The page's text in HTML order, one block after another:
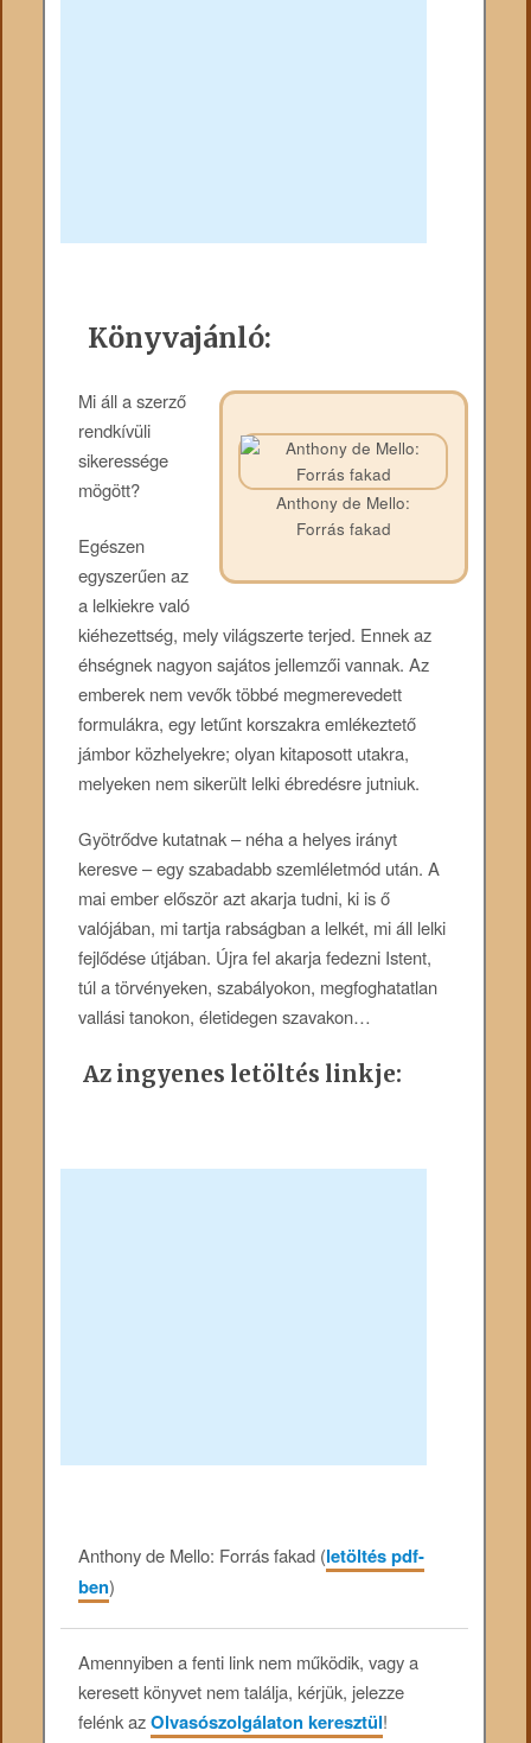
Könyvajánló:
Anthony de Mello:
Forrás fakad
Mi áll a szerző
rendkívüli
sikeressége
mögött?
Egészen
egyszerűen az
a lelkiekre való
kiéhezettség, mely világszerte terjed. Ennek az
éhségnek nagyon sajátos jellemzői vannak. Az
emberek nem vevők többé megmerevedett
formulákra, egy letűnt korszakra emlékeztető
jámbor közhelyekre; olyan kitaposott utakra,
melyeken nem sikerült lelki ébredésre jutniuk.
Gyötrődve kutatnak – néha a helyes irányt
keresve – egy szabadabb szemléletmód után. A
mai ember először azt akarja tudni, ki is ő
valójában, mi tartja rabságban a lelkét, mi áll lelki
fejlődése útjában. Újra fel akarja fedezni Istent,
túl a törvényeken, szabályokon, megfoghatatlan
vallási tanokon, életidegen szavakon…
Az ingyenes letöltés linkje:
Anthony de Mello: Forrás fakad (letöltés pdf-
ben)
Amennyiben a fenti link nem működik, vagy a
keresett könyvet nem találja, kérjük, jelezze
felénk azOlvasószolgálaton keresztül!